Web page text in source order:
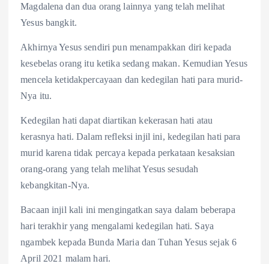
Magdalena dan dua orang lainnya yang telah melihat
Yesus bangkit.
Akhirnya Yesus sendiri pun menampakkan diri kepada
kesebelas orang itu ketika sedang makan. Kemudian Yesus
mencela ketidakpercayaan dan kedegilan hati para murid-
Nya itu.
Kedegilan hati dapat diartikan kekerasan hati atau
kerasnya hati. Dalam refleksi injil ini, kedegilan hati para
murid karena tidak percaya kepada perkataan kesaksian
orang-orang yang telah melihat Yesus sesudah
kebangkitan-Nya.
Bacaan injil kali ini mengingatkan saya dalam beberapa
hari terakhir yang mengalami kedegilan hati. Saya
ngambek kepada Bunda Maria dan Tuhan Yesus sejak 6
April 2021 malam hari.